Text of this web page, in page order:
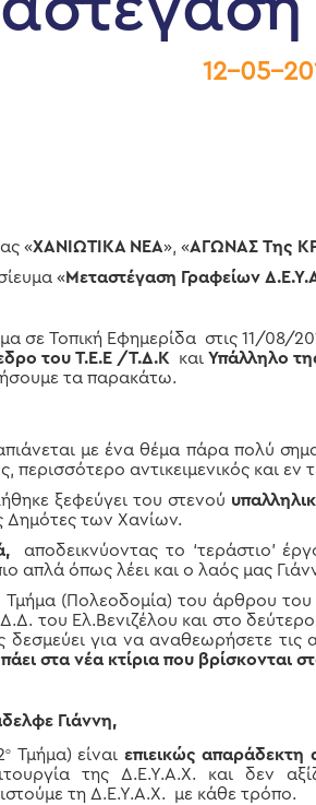
12-05-
«ΧΑΝΙΩΤΙΚΑ ΝΕΑ», «ΑΓΩΝΑΣ Της
«Μεταστέγαση Γραφείων
Τοπική Εφημερίδα στις 11/08/
του Τ.Ε.Ε /Τ.Δ.Κ και Υπάλληλο
τα παρακάτω.
με ένα θέμα πάρα πολύ
περισσότερο αντικειμενικός και εν
ξεφεύγει του στενού
Δημότες των Χανίων.
αποδεικνύοντας το ‘τεράστιο’
απλά όπως λέει και ο λαός μας
Τμήμα (Πολεοδομία) του άρθρου του
του Ελ.Βενιζέλου και στο
για να αναθεωρήσετε τις
στα νέα κτίρια που βρίσκονται
Γιάννη,
ο Τμήμα) είναι επιεικώς απαράδεκτη
της Δ.Ε.Υ.Α.Χ. και δεν
τη Δ.Ε.Υ.Α.Χ. με κάθε τρόπο.